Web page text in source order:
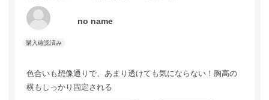
no name
色合いも想像通りで、あまり透けても気にならない！胸高の
横もしっかり固定される